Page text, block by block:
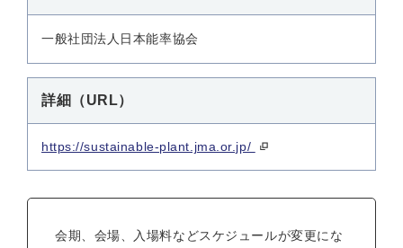
一般社団法人日本能率協会
詳細（URL）
https://sustainable-plant.jma.or.jp/
会期、会場、入場料などスケジュールが変更にな